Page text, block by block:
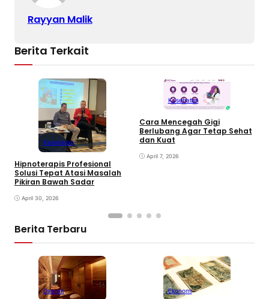
Rayyan Malik
Berita Terkait
Kesehatan
Hipnoterapis Profesional
Solusi Tepat Atasi Masalah
Pikiran Bawah Sadar
April 30, 2026
Kesehatan
Cara Mencegah Gigi
Berlubang Agar Tetap Sehat
dan Kuat
April 7, 2026
Berita Terbaru
Daerah Ekonomi